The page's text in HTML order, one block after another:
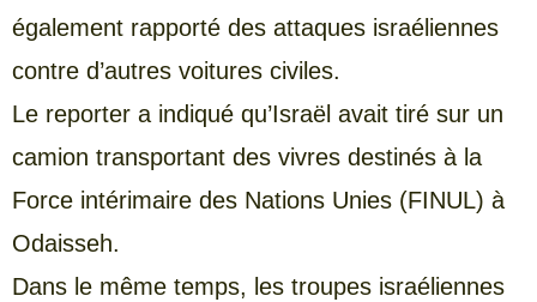
également rapporté des attaques israéliennes
contre d’autres voitures civiles.
Le reporter a indiqué qu’Israël avait tiré sur un
camion transportant des vivres destinés à la
Force intérimaire des Nations Unies (FINUL) à
Odaisseh.
Dans le même temps, les troupes israéliennes